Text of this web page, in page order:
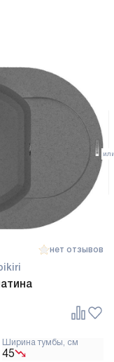
нет отзывов
Ширина тумбы, см
45